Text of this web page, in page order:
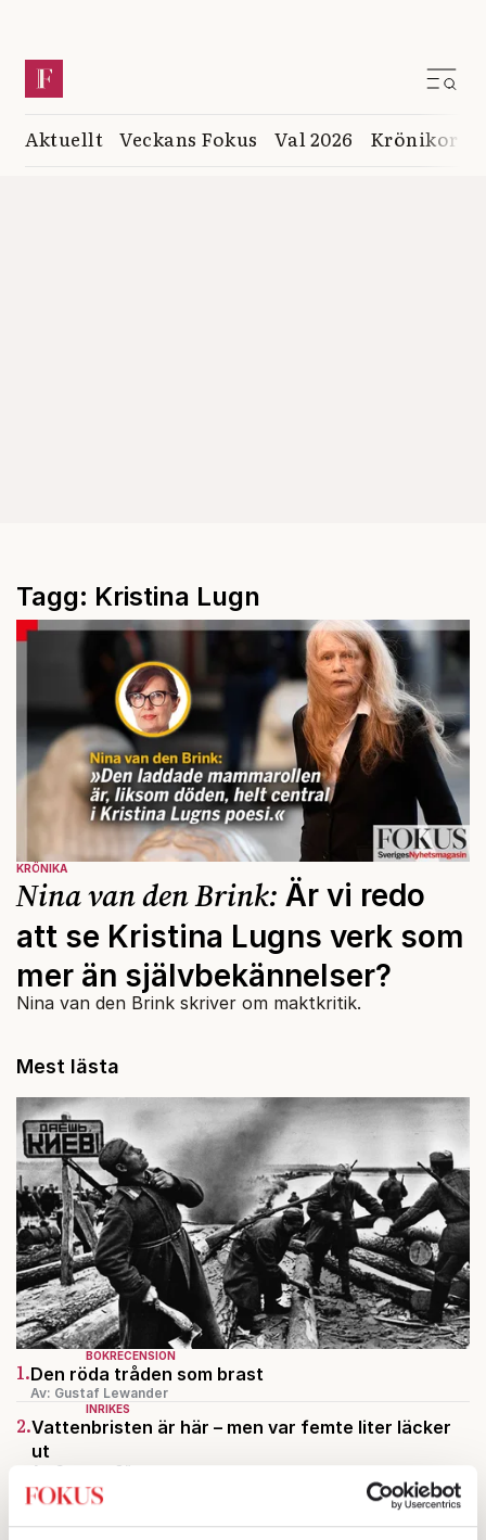
Aktuellt Veckans Fokus Val 2026 Krönikor
Tagg: Kristina Lugn
KRÖNIKA
Nina van den Brink: Är vi redo
att se Kristina Lugns verk som
mer än självbekännelser?
Nina van den Brink skriver om maktkritik.
Mest lästa
BOKRECENSION
1.Den röda tråden som brast
Av: Gustaf Lewander
INRIKES
2.Vattenbristen är här – men var femte liter läcker
ut
Av: Susanne Gäre
KRÖNIKA
3.Johan Hakelius:
DN-rubriken visar vad som sägs
mellan raderna